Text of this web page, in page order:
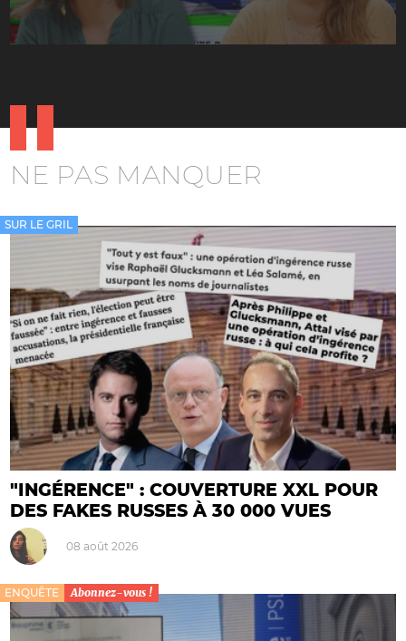
NE PAS MANQUER
SUR LE GRIL
"INGÉRENCE" : COUVERTURE XXL POUR
DES FAKES RUSSES À 30 000 VUES
08 août 2026
ENQUÊTE Abonnez-vous !